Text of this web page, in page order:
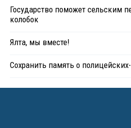
Государство поможет сельским
колобок
Ялта, мы вместе!
Сохранить память о